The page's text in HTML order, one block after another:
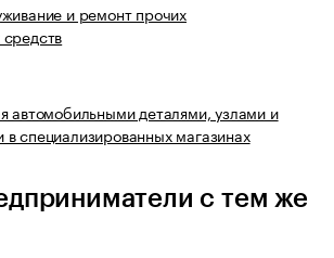
и ремонт прочих
автомобильными деталями, узлами и
специализированных магазинах
с тем же